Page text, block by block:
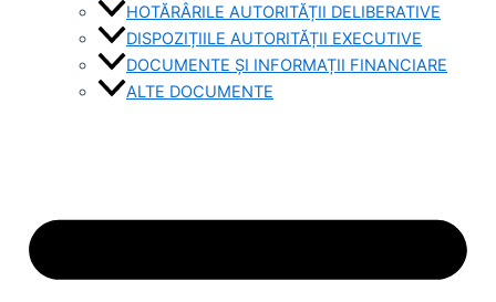
HOTĂRÂRILE AUTORITĂȚII DELIBERATIVE
DISPOZIȚIILE AUTORITĂȚII EXECUTIVE
DOCUMENTE ȘI INFORMAȚII FINANCIARE
ALTE DOCUMENTE